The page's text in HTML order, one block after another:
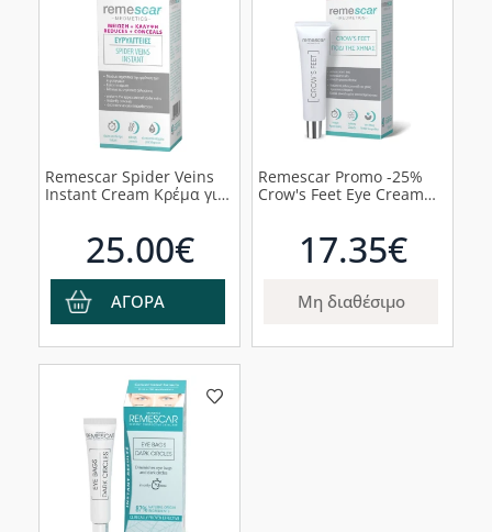
Remescar Spider Veins
Instant Cream Κρέμα για
25.00€
ΑΓΟΡΑ
Remescar Promo -25%
Crow's Feet Eye Cream
17.35€
Μη διαθέσιμο